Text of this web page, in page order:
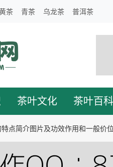
茶 青茶 乌龙茶 普洱茶
茶叶文化 茶叶百科
点简介图片及功效作用和一般价